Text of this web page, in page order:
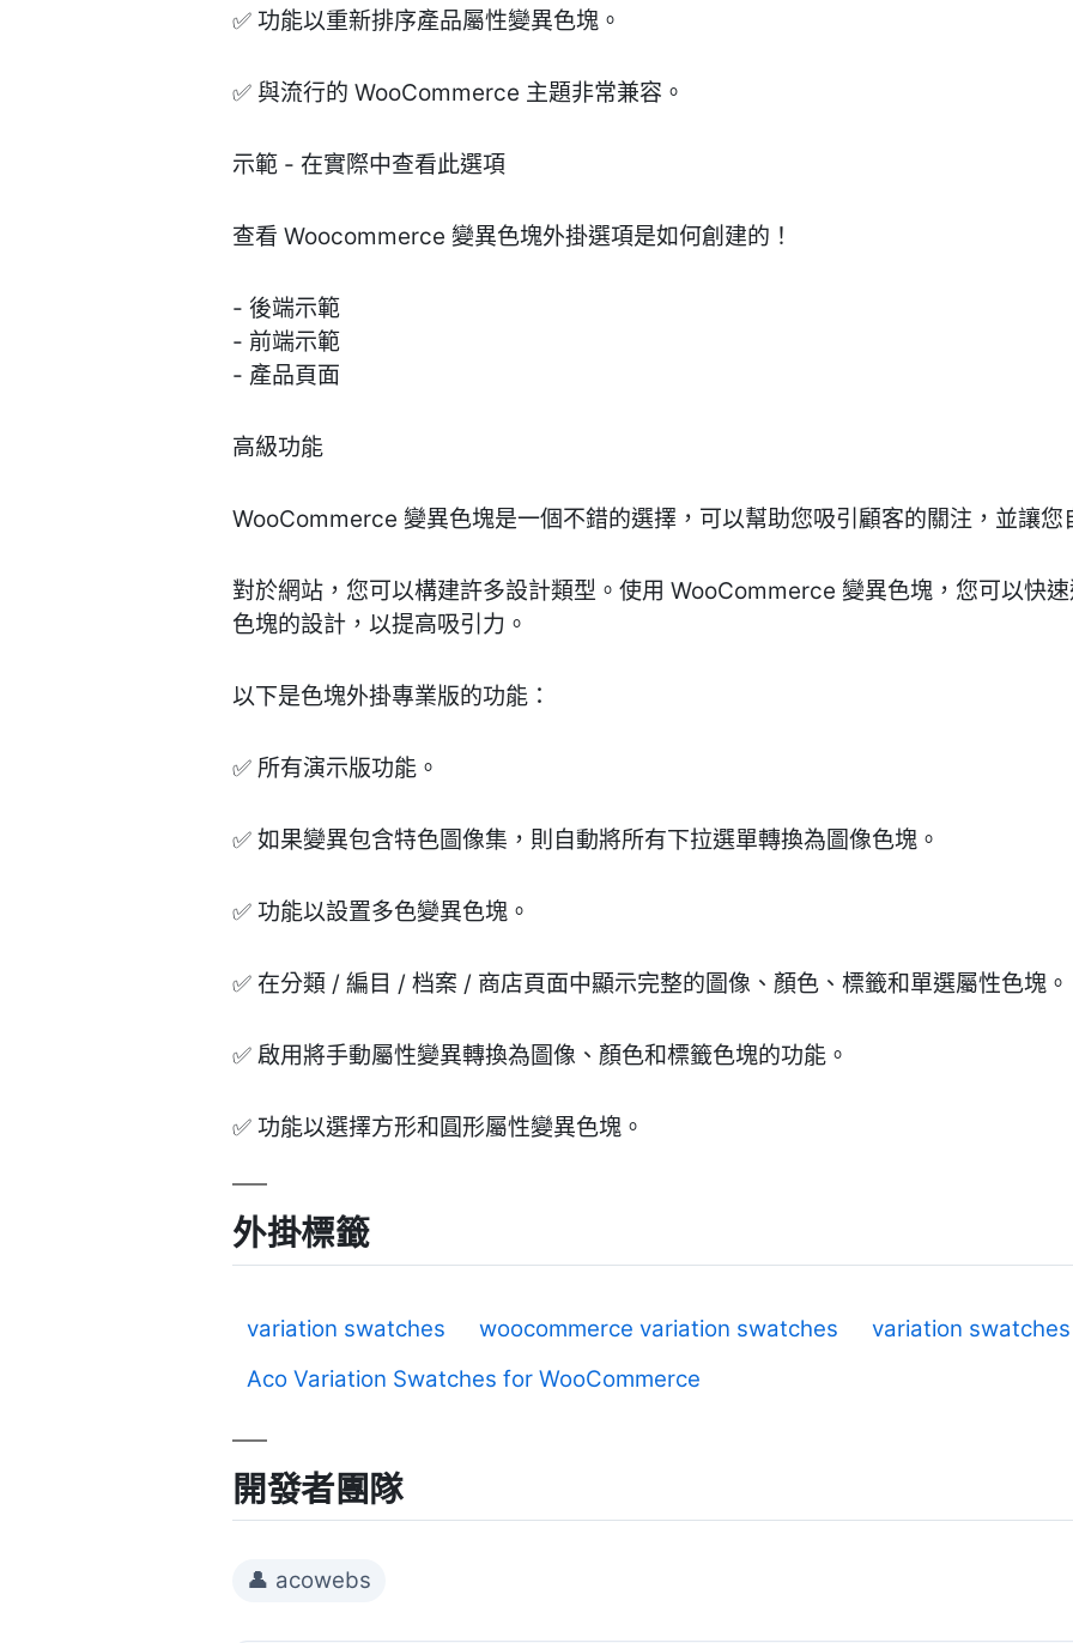
✅ 功能以重新排序產品屬性變異色塊。
✅ 與流行的 WooCommerce 主題非常兼容。
示範 - 在實際中查看此選項
查看 Woocommerce 變異色塊外掛選項是如何創建的！
- 後端示範
- 前端示範
- 產品頁面
高級功能
WooCommerce 變異色塊是一個不錯的選擇，可以幫助您吸引顧客的關注，並讓您
對於網站，您可以構建許多設計類型。使用 WooCommerce 變異色塊，您可以快
色塊的設計，以提高吸引力。
以下是色塊外掛專業版的功能：
✅ 所有演示版功能。
✅ 如果變異包含特色圖像集，則自動將所有下拉選單轉換為圖像色塊。
✅ 功能以設置多色變異色塊。
✅ 在分類 / 編目 / 档案 / 商店頁面中顯示完整的圖像、顏色、標籤和單選屬性色塊。
✅ 啟用將手動屬性變異轉換為圖像、顏色和標籤色塊的功能。
✅ 功能以選擇方形和圓形屬性變異色塊。
外掛標籤
variation swatches woocommerce variation swatches
variation
Aco Variation Swatches for WooCommerce
開發者團隊
👤 acowebs